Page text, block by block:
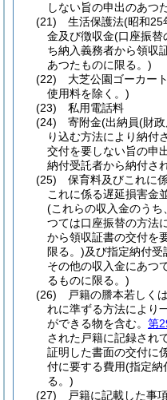
しない旨の申出のあつ
(21)
生活保護法(昭和25
金及び徴収金(口座振替
ち納入義務者から領収
あつたものに限る。)
(22)
大芝公園ゴーカー
使用料を除く。)
(23)
私用電話料
(24)
寄附金(出納員(財
り込む方法により納付
交付を要しない旨の申
納付受託者から納付さ
(25)
保育料及びこれに
これに係る遅延損害金
(これらの収入金のう
つては口座振替の方法
から領収証書の交付を
限る。)及び指定納付受
その他の収入金にあつ
るものに限る。)
(26)
戸籍の謄本若しく
れに準ずる方法により
ができる物を含む。 第
された戸籍に記録され
証明した書面の交付に
付に要する費用(指定納
る。)
(27)
戸籍に記載した事